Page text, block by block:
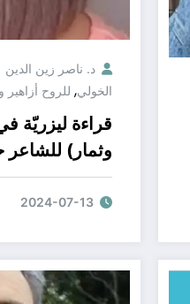
د. ناصر زين الدين
الخولي, للروح أزاهير
قراءة ليزريّة
وثمار)
بقلم الأستاذة
2024-07-13